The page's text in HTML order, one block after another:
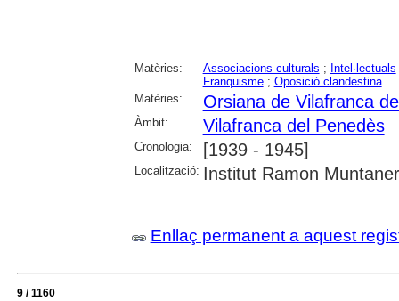
Matèries: Associacions culturals ; Intel·lectuals
Franquisme; Oposició clandestina
Matèries:
Orsiana de Vilafranca
Àmbit: Vilafranca del Penedès
Cronologia: [1939 - 1945]
Localització: Institut Ramon
Enllaç permanent a aquest
9 / 1160